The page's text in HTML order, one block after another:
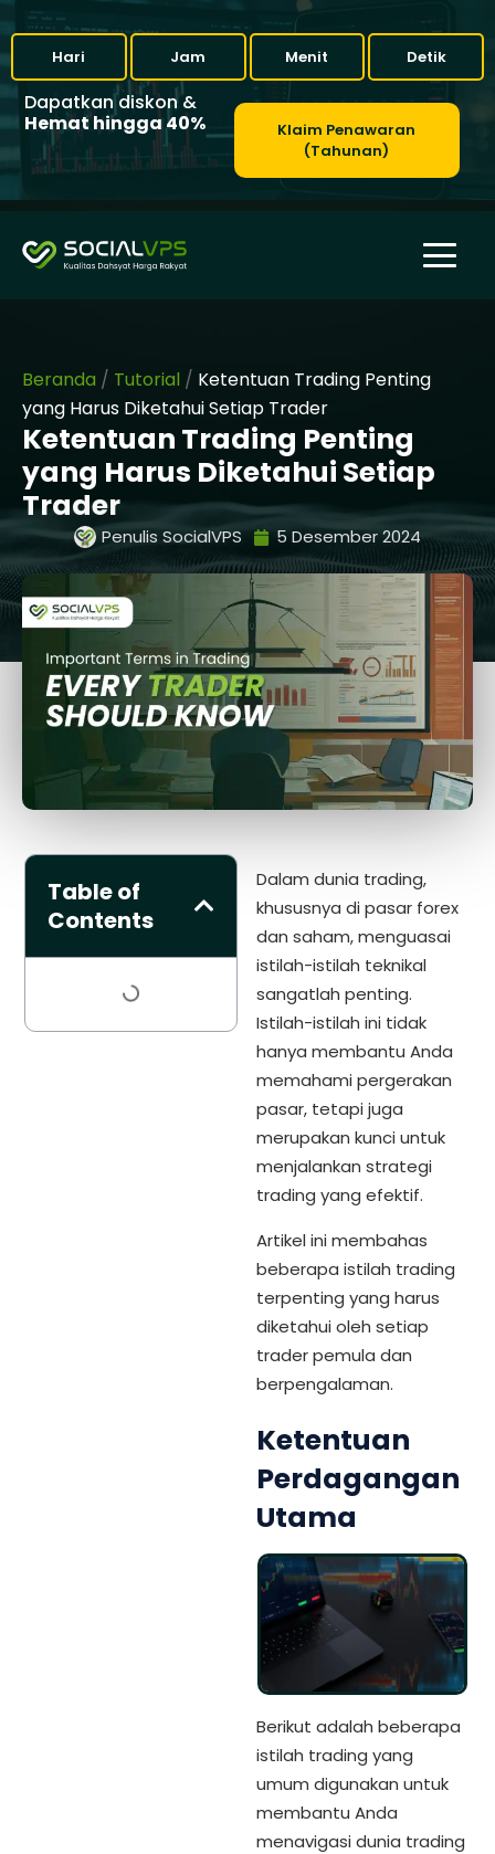
Hari Jam Menit Detik
Dapatkan diskon &
Hemat hingga 40%
Klaim Penawaran
(Tahunan)
Beranda / Tutorial / Ketentuan Trading Penting
yang Harus Diketahui Setiap Trader
Ketentuan Trading Penting
yang Harus Diketahui Setiap
Trader
Penulis SocialVPS 5 Desember 2024
Table of
Contents
Dalam dunia trading,
khususnya di pasar forex
dan saham, menguasai
istilah-istilah teknikal
sangatlah penting.
Istilah-istilah ini tidak
hanya membantu Anda
memahami pergerakan
pasar, tetapi juga
merupakan kunci untuk
menjalankan strategi
trading yang efektif.
Artikel ini membahas
beberapa istilah trading
terpenting yang harus
diketahui oleh setiap
trader pemula dan
berpengalaman.
Ketentuan
Perdagangan
Utama
Berikut adalah beberapa
istilah trading yang
umum digunakan untuk
membantu Anda
menavigasi dunia trading